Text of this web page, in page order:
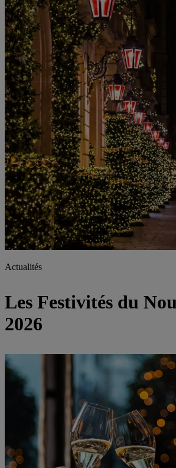
Actualités
Les Festivités du
2026